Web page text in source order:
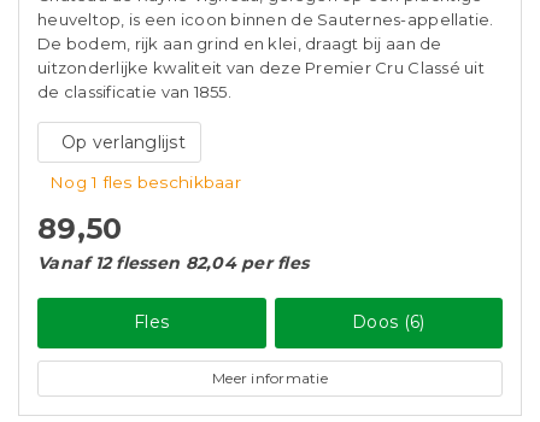
heuveltop, is een icoon binnen de Sauternes-appellatie.
De bodem, rijk aan grind en klei, draagt bij aan de
uitzonderlijke kwaliteit van deze Premier Cru Classé uit
de classificatie van 1855.
Op verlanglijst
Nog 1 fles beschikbaar
89,50
Vanaf 12 flessen 82,04 per fles
Fles Doos (6)
Meer informatie